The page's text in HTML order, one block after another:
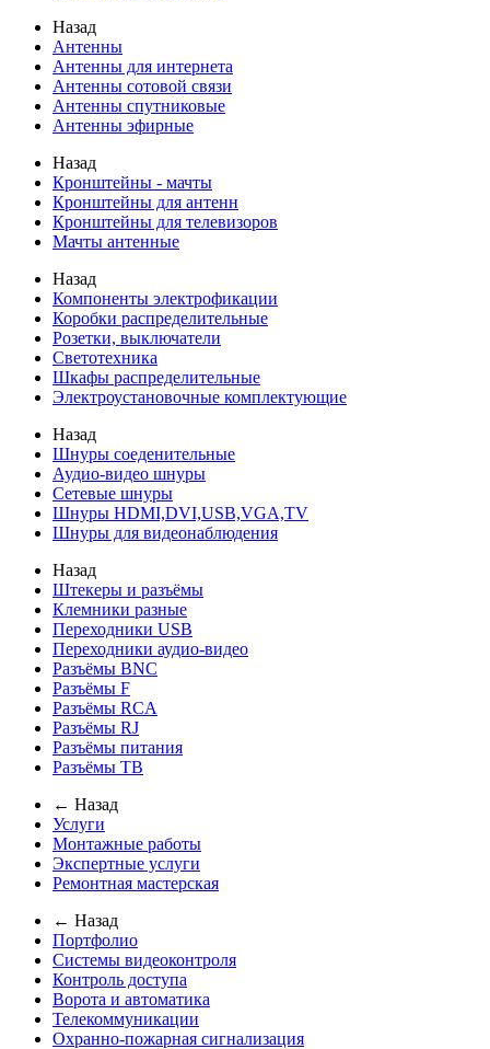
Назад
Антенны
Антенны для интернета
Антенны сотовой связи
Антенны спутниковые
Антенны эфирные
Назад
Кронштейны - мачты
Кронштейны для антенн
Кронштейны для телевизоров
Мачты антенные
Назад
Компоненты электрофикации
Коробки распределительные
Розетки, выключатели
Светотехника
Шкафы распределительные
Электроустановочные комплектующие
Назад
Шнуры соеденительные
Аудио-видео шнуры
Сетевые шнуры
Шнуры HDMI,DVI,USB,VGA,TV
Шнуры для видеонаблюдения
Назад
Штекеры и разъёмы
Клемники разные
Переходники USB
Переходники аудио-видео
Разъёмы BNC
Разъёмы F
Разъёмы RCA
Разъёмы RJ
Разъёмы питания
Разъёмы ТВ
← Назад
Услуги
Монтажные работы
Экспертные услуги
Ремонтная мастерская
← Назад
Портфолио
Системы видеоконтроля
Контроль доступа
Ворота и автоматика
Телекоммуникации
Охранно-пожарная сигнализация